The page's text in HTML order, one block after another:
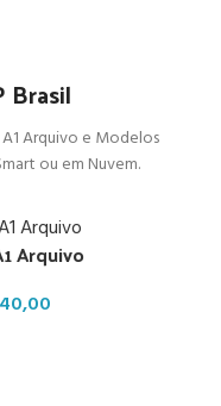
Brasil
Arquivo e Modelos
ou em Nuvem.
Arquivo